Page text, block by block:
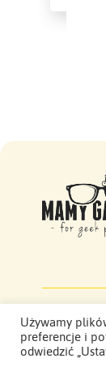
2015 -
Używamy
preferencje i
odwiedzić